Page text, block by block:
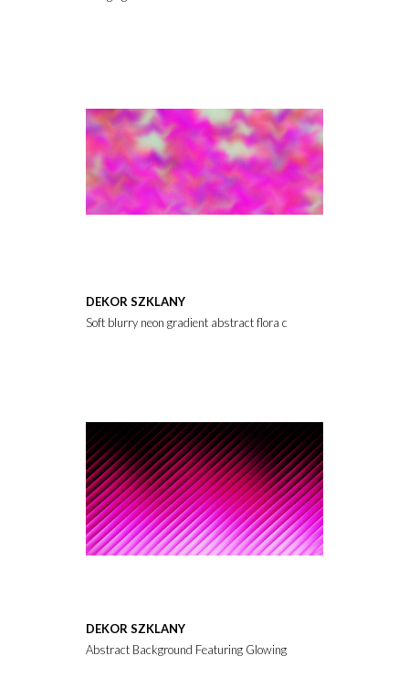
DEKOR SZKLANY
Soft blurry neon gradient abstract flora camouflage
DEKOR SZKLANY
Abstract Background Featuring Glowing Neon Pink Diagonal